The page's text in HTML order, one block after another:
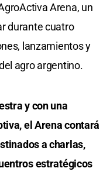
Arena, un
durante cuatro
lanzamientos y
agro argentino.
y con una
el Arena contará
a charlas,
estratégicos